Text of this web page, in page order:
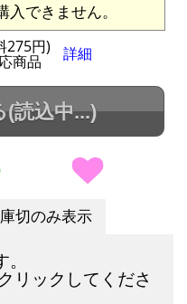
できません。
275円)
商品 詳細
(読込中...)
切のみ表示
リックしてくださ